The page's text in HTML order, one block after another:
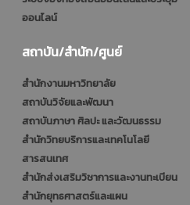
ออนไลน์
สถาบัน/สำนัก/ศูนย์
สำนักงานมหาวิทยาลัย
สถาบันวิจัยและพัฒนา
สถาบันภาษา ศิลปะ และวัฒนธรรม
สำนักวิทยบริการและเทคโนโลยี
สารสนเทศ
สำนักส่งเสริมวิชาการและงานทะเบียน
สำนักยุทธศาสตร์และแผน